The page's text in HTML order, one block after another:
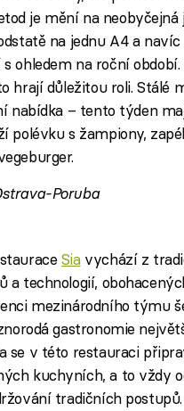
je mění na neobyčejná
na jednu A4 a navíc
ohledem na roční období.
hrají důležitou roli. Stálé
nabídka – tento týden
polévku s žampiony,
Poruba
Siavychází z
a technologií,
mezinárodního týmu
gastronomie
se v této restauraci
kuchyních, a to vždy
tradičních postupů.